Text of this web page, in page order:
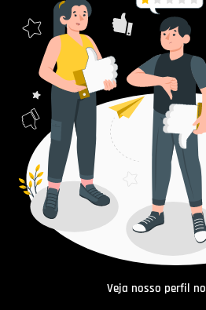
Veja nosso perfil no